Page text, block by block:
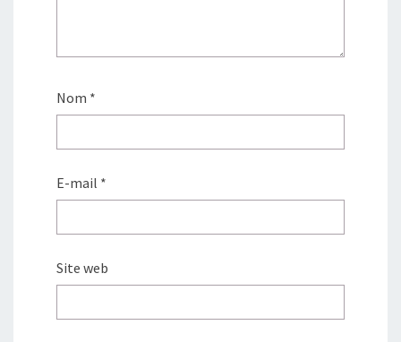
Nom *
E-mail *
Site web